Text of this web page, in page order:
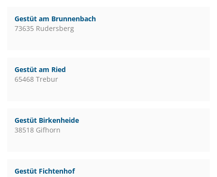
Gestüt am Brunnenbach
73635 Rudersberg
Gestüt am Ried
65468 Trebur
Gestüt Birkenheide
38518 Gifhorn
Gestüt Fichtenhof